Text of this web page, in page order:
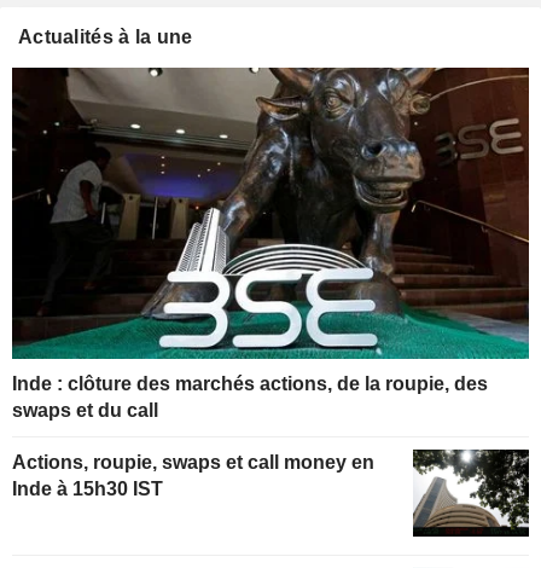
Actualités à la une
Inde : clôture des marchés actions, de la roupie, des
swaps et du call
Actions, roupie, swaps et call money en
Inde à 15h30 IST